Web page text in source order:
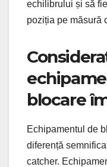
echilibrului și să
poziția pe măsură
blocare
Echipamentul de
diferență
catcher.